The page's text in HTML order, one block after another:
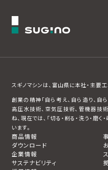
スギノマシンは、富山県に本社・主要
創業の精神「自ら考え、自ら造り、自
高圧水技術、空気圧技術、管機器技
ね、現在では、「切る・削る・洗う・磨く
います。
商品情報
ダウンロード
企業情報
サステナビリティ